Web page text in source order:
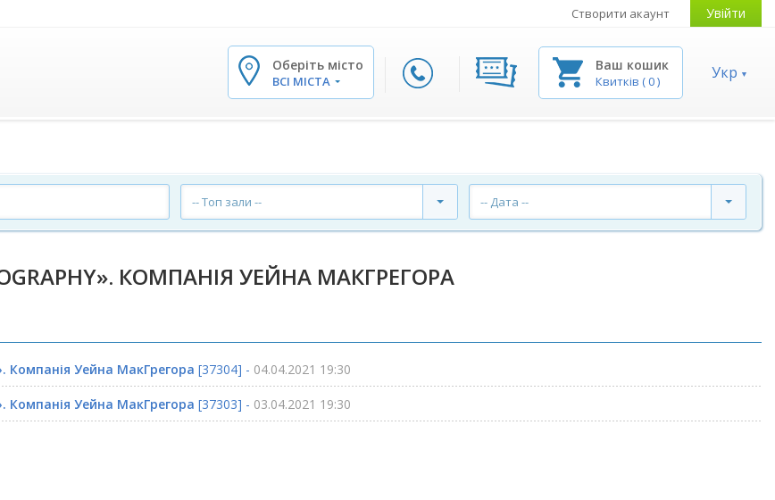
Створити акаунт Увійти
Оберіть місто
ВСІ МІСТА
Ваш кошик
Квитків (0) Укр
-- Топ зали -- -- Дата --
КОМПАНІЯ УЕЙНА МАКГРЕГОРА
Компанія Уейна МакГрегора [37304] - 04.04.2021 19:30
Компанія Уейна МакГрегора [37303] - 03.04.2021 19:30